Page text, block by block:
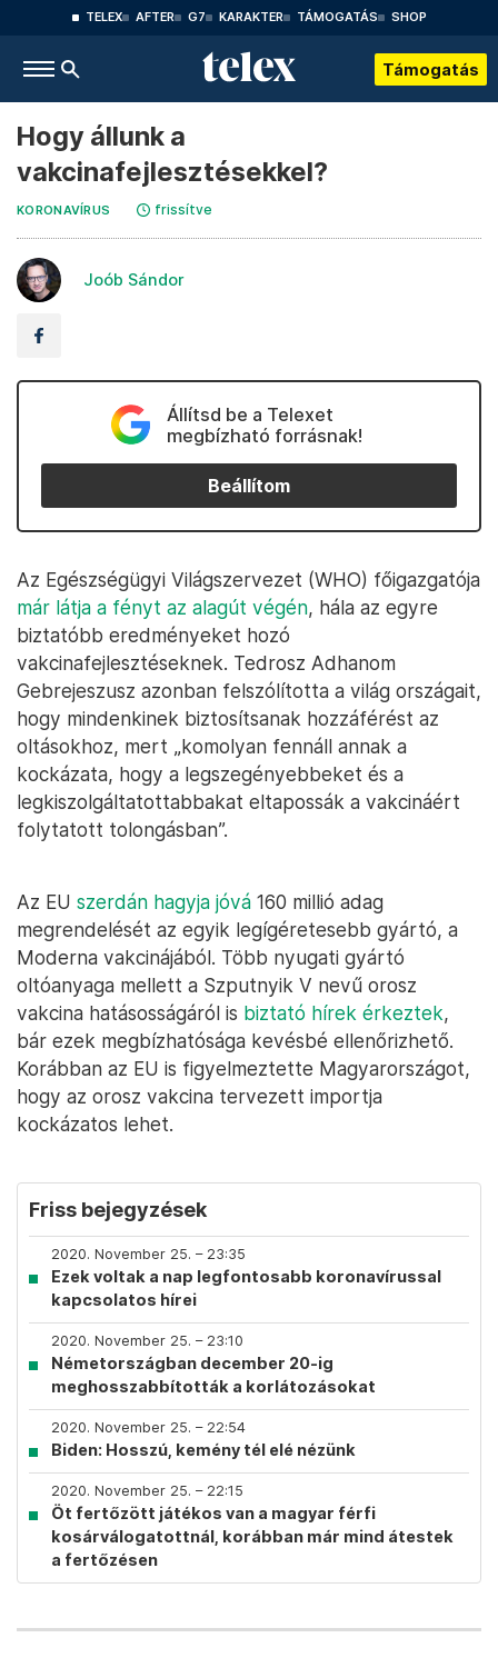
TELEX AFTER G7 KARAKTER TÁMOGATÁS SHOP
Támogatás
Hogy állunk a
vakcinafejlesztésekkel?
KORONAVÍRUS frissítve
Joób Sándor
Állítsd be a Telexet
megbízható forrásnak!
Beállítom
Az Egészségügyi Világszervezet (WHO) főigazgatója
már látja a fényt az alagút végén, hála az egyre
biztatóbb eredményeket hozó
vakcinafejlesztéseknek. Tedrosz Adhanom
Gebrejeszusz azonban felszólította a világ országait,
hogy mindenkinek biztosítsanak hozzáférést az
oltásokhoz, mert „komolyan fennáll annak a
kockázata, hogy a legszegényebbeket és a
legkiszolgáltatottabbakat eltapossák a vakcináért
folytatott tolongásban”.
Az EU szerdán hagyja jóvá 160 millió adag
megrendelését az egyik legígéretesebb gyártó, a
Moderna vakcinájából. Több nyugati gyártó
oltóanyaga mellett a Szputnyik V nevű orosz
vakcina hatásosságáról is biztató hírek érkeztek,
bár ezek megbízhatósága kevésbé ellenőrizhető.
Korábban az EU is figyelmeztette Magyarországot,
hogy az orosz vakcina tervezett importja
kockázatos lehet.
Friss bejegyzések
2020. November 25. – 23:35
Ezek voltak a nap legfontosabb koronavírussal
kapcsolatos hírei
2020. November 25. – 23:10
Németországban december 20-ig
meghosszabbították a korlátozásokat
2020. November 25. – 22:54
Biden: Hosszú, kemény tél elé nézünk
2020. November 25. – 22:15
Öt fertőzött játékos van a magyar férfi
kosárválogatottnál, korábban már mind átestek
a fertőzésen